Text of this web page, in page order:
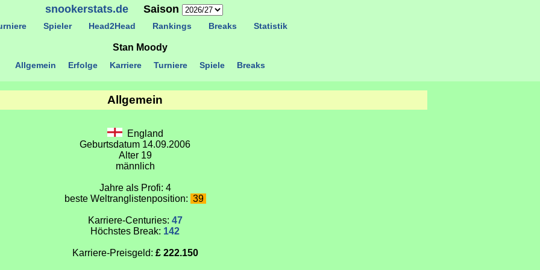
snookerstats.deSaison
Spieler Head2Head Rankings Breaks Statistik
Stan Moody
Allgemein
England
Geburtsdatum 14.09.2006
Alter 19
männlich
Jahre als Profi: 4
beste Weltranglistenposition: 39
Karriere-Centuries: 47
Höchstes Break: 142
Karriere-Preisgeld: £ 222.150
Allgemein Erfolge Karriere Turniere Spiele Breaks